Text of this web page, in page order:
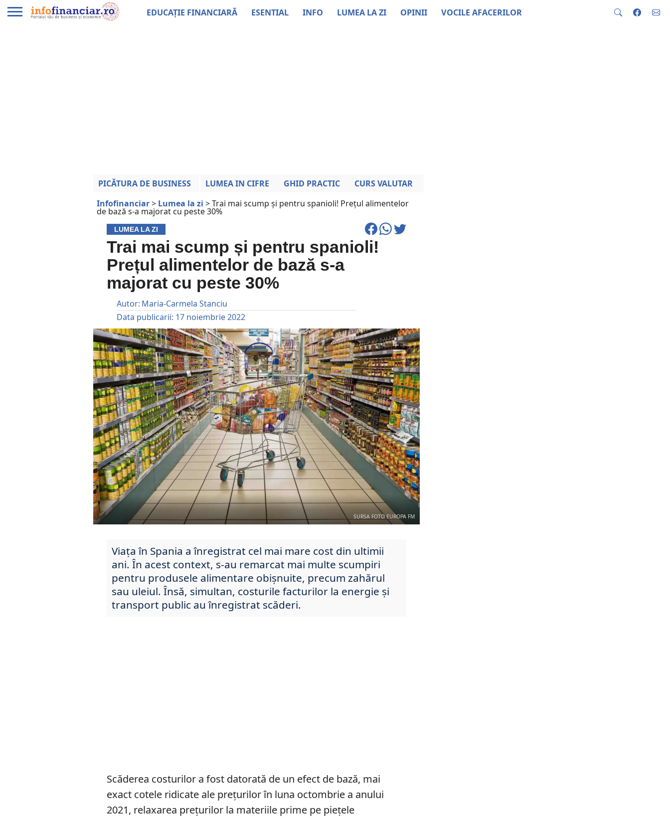
EDUCAȚIE FINANCIARĂ ESENTIAL INFO LUMEA LA ZI OPINII VOCILE AFACERILOR
PICĂTURA DE BUSINESS LUMEA IN CIFRE GHID PRACTIC
CURS VALUTAR
Infofinanciar> Lumea la zi >Trai mai scump și pentru spanioli! Prețul alimentelor
de bază s-a majorat cu peste 30%
LUMEA LA ZI
Trai mai scump și pentru spanioli!
Prețul alimentelor de bază s-a
majorat cu peste 30%
Autor: Maria-Carmela Stanciu
Data publicarii: 17 noiembrie 2022
SURSA FOTO EUROPA FM
Viața în Spania a înregistrat cel mai mare cost din ultimii
ani. În acest context, s-au remarcat mai multe scumpiri
pentru produsele alimentare obișnuite, precum zahărul
sau uleiul. Însă, simultan, costurile facturilor la energie și
transport public au înregistrat scăderi.
Scăderea costurilor a fost datorată de un efect de bază, mai
exact cotele ridicate ale prețurilor în luna octombrie a anului
2021, relaxarea prețurilor la materiile prime pe piețele